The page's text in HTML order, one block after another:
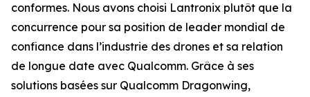
conformes. Nous avons choisi Lantronix plutôt que la
concurrence pour sa position de leader mondial de
confiance dans l’industrie des drones et sa relation
de longue date avec Qualcomm. Grâce à ses
solutions basées sur Qualcomm Dragonwing,